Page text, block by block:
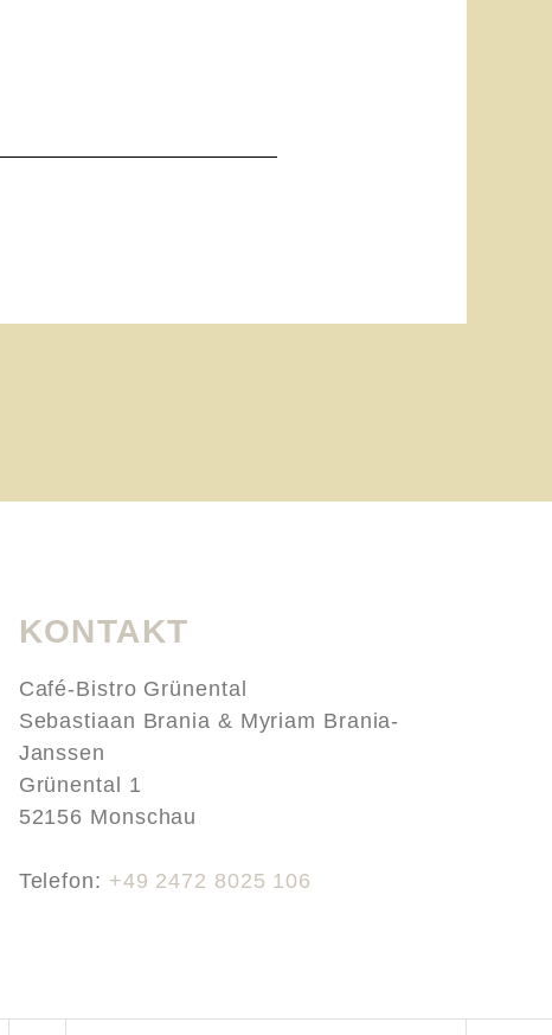
KONTAKT
Café-Bistro Grünental
Sebastiaan Brania & Myriam Brania-
Janssen
Grünental 1
52156 Monschau
Telefon: +49 2472 8025 106